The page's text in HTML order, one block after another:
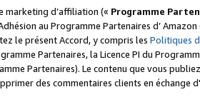
marketing d’affiliation (« Programme
au Programme Partenaires d’ Amazon
le présent Accord, y compris les Politiques
Partenaires, la Licence PI du
Partenaires). Le contenu que vous
des commentaires clients en échange